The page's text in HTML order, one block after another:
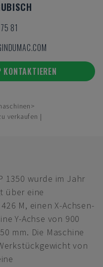
81
verkaufen |
1350 wurde im Jahr
über eine
M, einen X-Achsen-
Y-Achse von 900
mm. Die Maschine
von